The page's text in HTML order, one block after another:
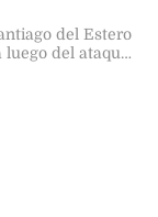
del Estero
del ataque